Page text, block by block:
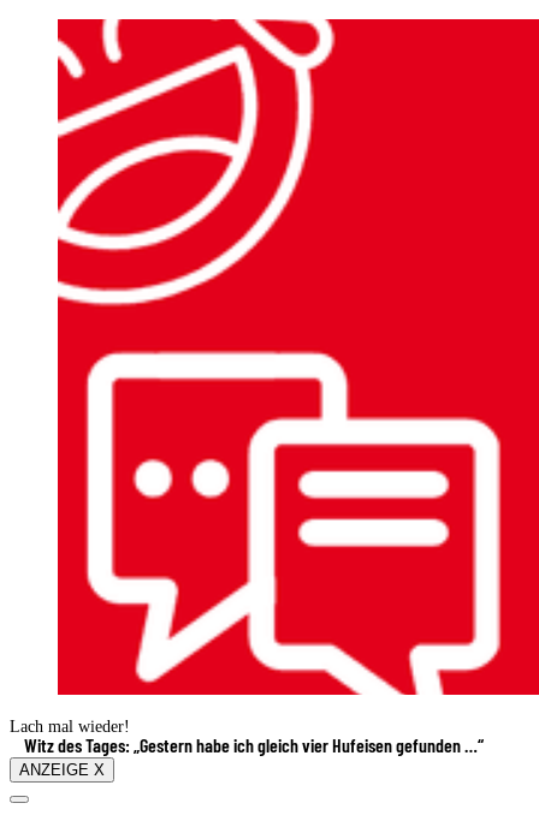
Lach mal wieder!
Witz des Tages: „Gestern habe ich gleich vier Hufeisen gefunden …“
ANZEIGE X